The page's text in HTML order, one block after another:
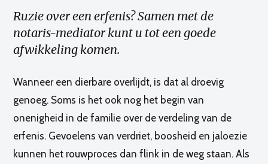
Ruzie over een erfenis? Samen met de
notaris-mediator kunt u tot een goede
afwikkeling komen.
Wanneer een dierbare overlijdt, is dat al droevig
genoeg. Soms is het ook nog het begin van
onenigheid in de familie over de verdeling van de
erfenis. Gevoelens van verdriet, boosheid en jaloezie
kunnen het rouwproces dan flink in de weg staan. Als